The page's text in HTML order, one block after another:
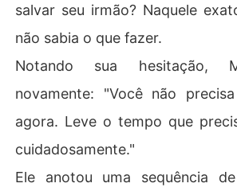
salvar seu irmão? Naquele
não sabia o que fazer.
Notando sua hesitação,
novamente: "Você não
agora. Leve o tempo que
cuidadosamente."
Ele anotou uma sequência